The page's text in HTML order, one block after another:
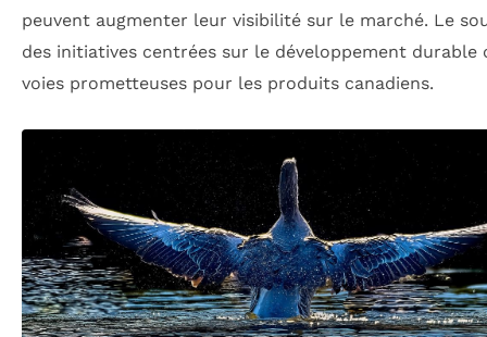
peuvent augmenter leur visibilité sur le marché. Le
des initiatives centrées sur le développement durable
voies prometteuses pour les produits canadiens.